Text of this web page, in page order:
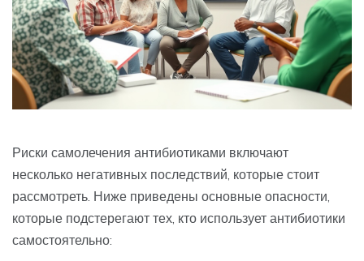
Риски самолечения антибиотиками включают
несколько негативных последствий, которые стоит
рассмотреть. Ниже приведены основные опасности,
которые подстерегают тех, кто использует антибиотики
самостоятельно: